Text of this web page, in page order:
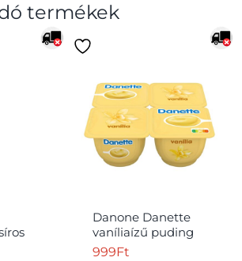
termékek
100
Danone Danette
vaníliaízű puding
125 g
999Ft